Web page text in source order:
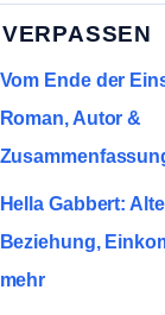
Vom Ende der
Roman, Autor &
Hella Gabbert:
Beziehung,
mehr